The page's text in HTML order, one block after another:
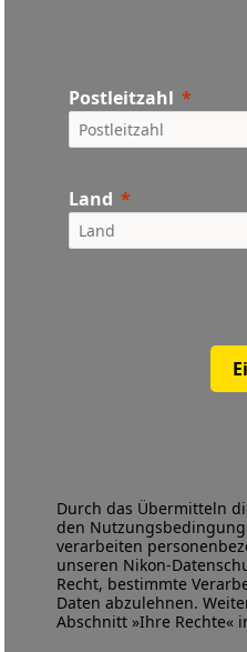
Postleitzahl
Land
Durch das Übermitteln
den
verarbeiten
unseren Nikon-
Recht, bestimmte
Daten abzulehnen.
Abschnitt »Ihre Rechte«